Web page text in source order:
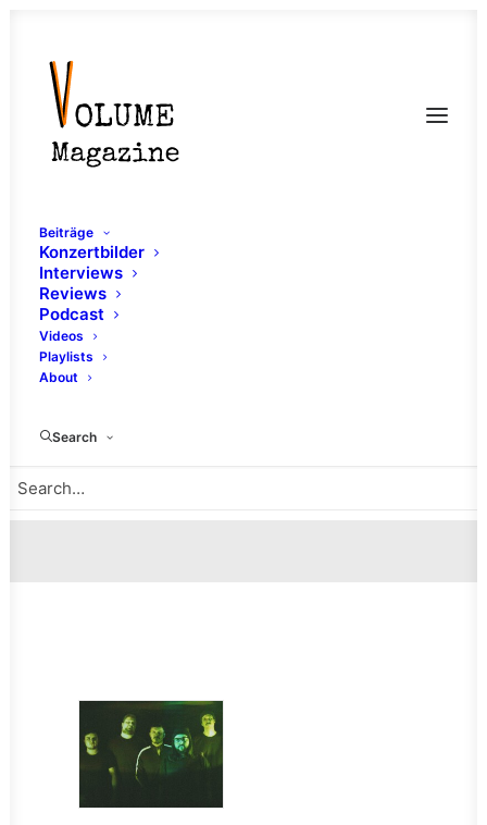
Beiträge
Konzertbilder
Interviews
Reviews
Podcast
Videos
Playlists
About
Search